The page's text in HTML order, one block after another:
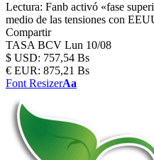
Lectura: Fanb activó «fase
medio de las tensiones con
Compartir
TASA BCV Lun 10/08
$ USD: 757,54 Bs
€ EUR: 875,21 Bs
Font ResizerAa